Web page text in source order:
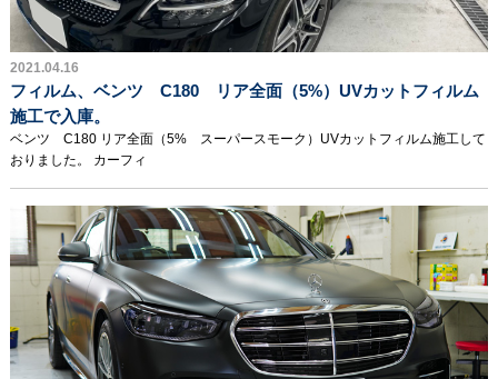
2021.04.16
フィルム、ベンツ C180 リア全面（5%）UVカットフィルム
施工で入庫。
ベンツ C180 リア全面（5% スーパースモーク）UVカットフィルム施工して
おりました。 カーフィ